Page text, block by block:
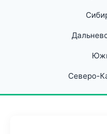
Северо-